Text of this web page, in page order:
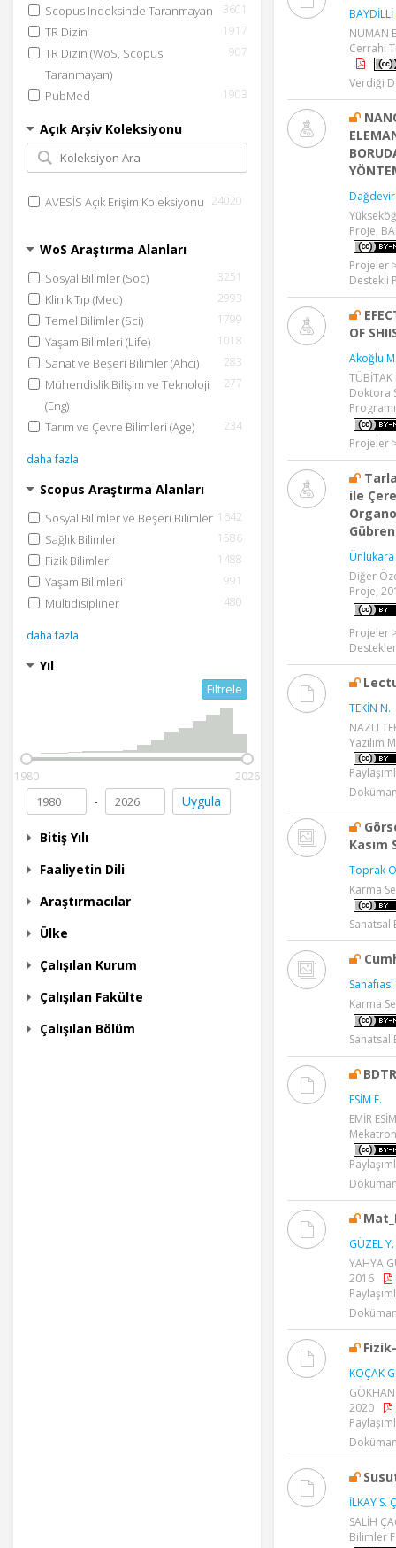
Scopus Indeksinde Taranmayan 3601
TR Dizin 1917
TR Dizin (WoS, Scopus
Taranmayan)
907
PubMed 1903
Açık Arşiv Koleksiyonu
AVESİS Açık Erişim Koleksiyonu 24020
WoS Araştırma Alanları
Sosyal Bilimler (Soc) 3251
Klinik Tıp (Med) 2993
Temel Bilimler (Sci) 1799
Yaşam Bilimleri (Life) 1018
Sanat ve Beşeri Bilimler (Ahci) 283
Mühendislik Bilişim ve Teknoloji
(Eng)
277
Tarım ve Çevre Bilimleri (Age) 234
daha fazla
Scopus Araştırma Alanları
Sosyal Bilimler ve Beşeri Bilimler 1642
Sağlık Bilimleri 1586
Fizik Bilimleri 1488
Yaşam Bilimleri 991
Multidisipliner 480
daha fazla
Yıl
Filtrele
1980 2026
- Uygula
Bitiş Yılı
Faaliyetin Dili
Araştırmacılar
Ülke
Çalışılan Kurum
Çalışılan Fakülte
Çalışılan Bölüm
NUMAN
Cerrahi
Verdiği
Proje,
Projeler
Destekli
OF
Akoğlu
TÜBİTAK
Doktora
Projeler
ile
Ünlükara
Diğer
Proje,
Projeler
TEKİN N.
NAZLI
Yazılım
Kasım
Toprak
Karma
Sanatsal
Sahafıasl
Karma
Sanatsal
ESİM E.
EMİR
GÜZEL Y.
YAHYA
2016
KOÇAK
2020
İLKAY S.
SALİH
Bilimler